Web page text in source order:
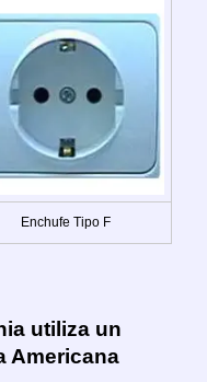
Enchufe Tipo F
utiliza un
Americana